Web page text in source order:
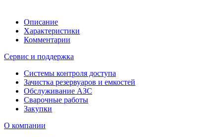
Описание
Характеристики
Комментарии
Сервис и поддержка
Системы контроля доступа
Зачистка резервуаров и емкостей
Обслуживание АЗС
Сварочные работы
Закупки
О компании